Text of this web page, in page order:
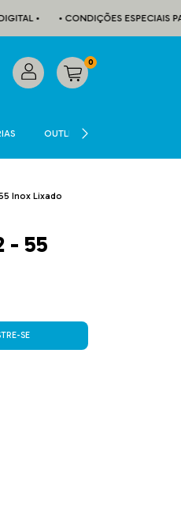
• • CONDIÇÕES ESPECIAIS PARA
0
OUTLET
Inox Lixado
- 55
SE